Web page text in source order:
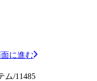
に進む
ム/11485